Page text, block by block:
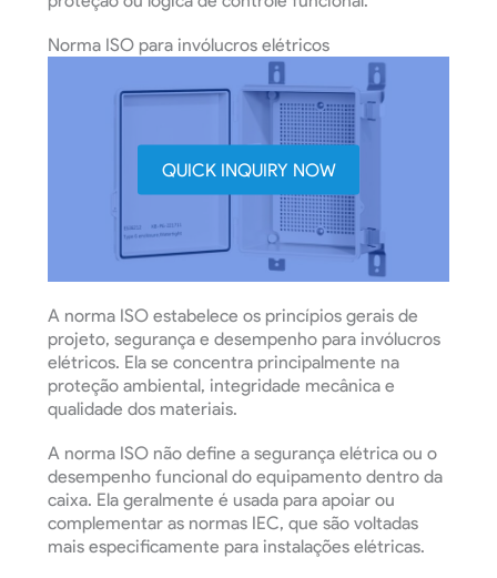
Norma ISO para invólucros elétricos
QUICK INQUIRY NOW
A norma ISO estabelece os princípios gerais de
projeto, segurança e desempenho para invólucros
elétricos. Ela se concentra principalmente na
proteção ambiental, integridade mecânica e
qualidade dos materiais.
A norma ISO não define a segurança elétrica ou o
desempenho funcional do equipamento dentro da
caixa. Ela geralmente é usada para apoiar ou
complementar as normas IEC, que são voltadas
mais especificamente para instalações elétricas.